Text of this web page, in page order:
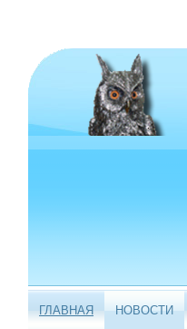
ГЛАВНАЯ НОВОСТИ